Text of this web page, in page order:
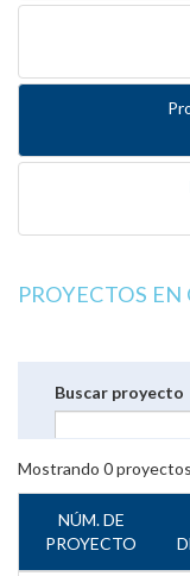
PROYECTOS
Buscar proyecto
Mostrando 0
NÚM. DE
PROYECTO